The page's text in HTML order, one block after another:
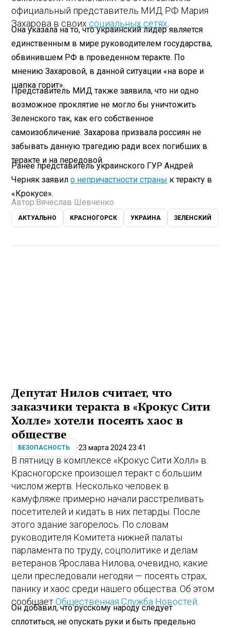
официальный представитель МИД РФ Мария
Захарова в своих социальных сетях
Она указала на то, что украинский лидер является
единственным в мире руководителем государства,
обвинившем РФ в проведенном теракте. По
мнению Захаровой, в данной ситуации «на воре и
шапка горит».
Представитель МИД также заявила, что ни одно
возможное проклятие не могло бы уничтожить
Зеленского так, как его собственное
самоизобличение. Захарова призвала россиян не
забывать данную трагедию ради всех погибших в
теракте и на передовой.
Ранее представитель украинского ГУР Андрей
Черняк заявило непричастности страны к теракту в
«Крокусе».
Автор:Вячеслав Шевченко
АКТУАЛЬНО КРАСНОГОРСК УКРАИНА ЗЕЛЕНСКИЙ
Депутат Нилов считает, что
заказчики теракта в «Крокус Сити
Холле» хотели посеять хаос в
обществе
БЕЗОПАСНОСТЬ 23 марта 2024 23:41
В пятницу в комплексе «Крокус Сити Холл» в
Красногорске произошел теракт с большим
числом жертв. Несколько человек в
камуфляже примерно начали расстреливать
посетителей и кидать в них петарды. После
этого здание загорелось. По словам
руководителя Комитета нижней палаты
парламента по труду, соцполитике и делам
ветеранов Ярослава Нилова, очевидно, какие
цели преследовали негодяи — посеять страх,
панику и хаос среди нашего общества. Об этом
сообщаетОбщественная Служба Новостей
Он добавил, что русскому народу следует
сплотиться, не опускать руки и быть предельно